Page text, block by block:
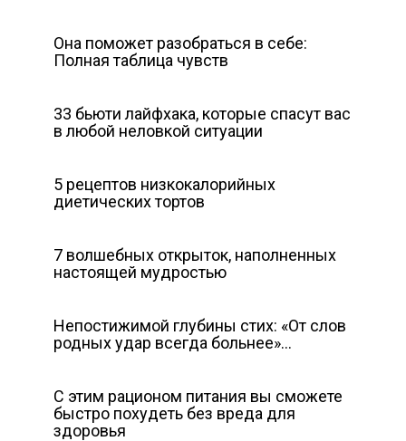
Она поможет разобраться в себе:
Полная таблица чувств
33 бьюти лайфхака, которые спасут вас
в любой неловкой ситуации
5 рецептов низкокалорийных
диетических тортов
7 волшебных открыток, наполненных
настоящей мудростью
Непостижимой глубины стих: «От слов
родных удар всегда больнее»…
С этим рационом питания вы сможете
быстро похудеть без вреда для
здоровья